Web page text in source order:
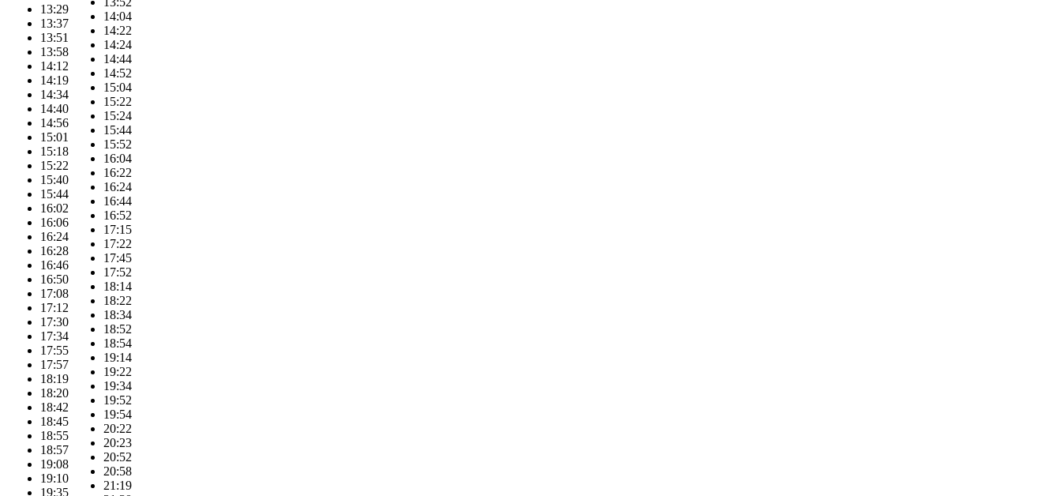
13:29
13:37
13:51
13:58
14:12
14:19
14:34
14:40
14:56
15:01
15:18
15:22
15:40
15:44
16:02
16:06
16:24
16:28
16:46
16:50
17:08
17:12
17:30
17:34
17:55
17:57
18:19
18:20
18:42
18:45
18:55
18:57
19:08
19:10
19:35
14:04
14:22
14:24
14:44
14:52
15:04
15:22
15:24
15:44
15:52
16:04
16:22
16:24
16:44
16:52
17:15
17:22
17:45
17:52
18:14
18:22
18:34
18:52
18:54
19:14
19:22
19:34
19:52
19:54
20:22
20:23
20:52
20:58
21:19